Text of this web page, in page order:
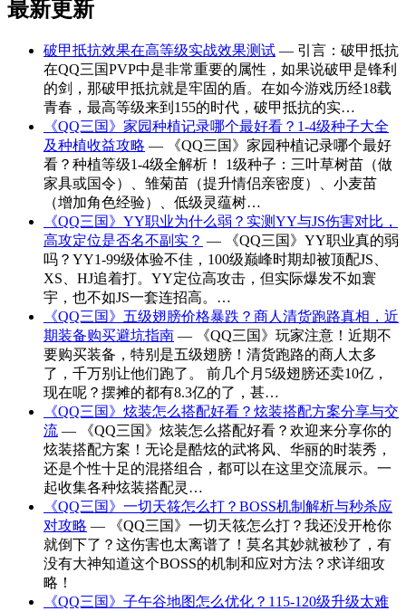
最新更新
破甲抵抗效果在高等级实战效果测试 — 引言：破甲抵抗
在QQ三国PVP中是非常重要的属性，如果说破甲是锋利
的剑，那破甲抵抗就是牢固的盾。在如今游戏历经18载
青春，最高等级来到155的时代，破甲抵抗的实…
《QQ三国》家园种植记录哪个最好看？1-4级种子大全
及种植收益攻略 — 《QQ三国》家园种植记录哪个最好
看？种植等级1-4级全解析！ 1级种子：三叶草树苗（做
家具或国令）、雏菊苗（提升情侣亲密度）、小麦苗
（增加角色经验）、低级灵蕴树…
《QQ三国》YY职业为什么弱？实测YY与JS伤害对比，
高攻定位是否名不副实？ — 《QQ三国》YY职业真的弱
吗？YY1-99级体验不佳，100级巅峰时期却被顶配JS、
XS、HJ追着打。YY定位高攻击，但实际爆发不如寰
宇，也不如JS一套连招高。…
《QQ三国》五级翅膀价格暴跌？商人清货跑路真相，近
期装备购买避坑指南 — 《QQ三国》玩家注意！近期不
要购买装备，特别是五级翅膀！清货跑路的商人太多
了，千万别让他们跑了。 前几个月5级翅膀还卖10亿，
现在呢？摆摊的都有8.3亿的了，甚…
《QQ三国》炫装怎么搭配好看？炫装搭配方案分享与交
流 — 《QQ三国》炫装怎么搭配好看？欢迎来分享你的
炫装搭配方案！无论是酷炫的武将风、华丽的时装秀，
还是个性十足的混搭组合，都可以在这里交流展示。一
起收集各种炫装搭配灵…
《QQ三国》一切天筱怎么打？BOSS机制解析与秒杀应
对攻略 — 《QQ三国》一切天筱怎么打？我还没开枪你
就倒下了？这伤害也太离谱了！莫名其妙就被秒了，有
没有大神知道这个BOSS的机制和应对方法？求详细攻
略！
《QQ三国》子午谷地图怎么优化？115-120级升级太难